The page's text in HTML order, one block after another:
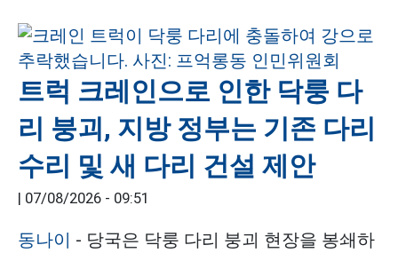
트럭 크레인으로 인한 닥룽 다
리 붕괴, 지방 정부는 기존 다리
수리 및 새 다리 건설 제안
| 07/08/2026 - 09:51
동나이 - 당국은 닥룽 다리 붕괴 현장을 봉쇄하